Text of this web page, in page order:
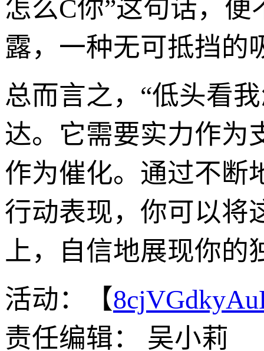
怎么C你”这句话，
露，一种无可抵挡的
总而言之，“低头看
达。它需要实力作为
作为催化。通过不断
行动表现，你可以将
上，自信地展现你的
活动：【
责任编辑： 吴小莉